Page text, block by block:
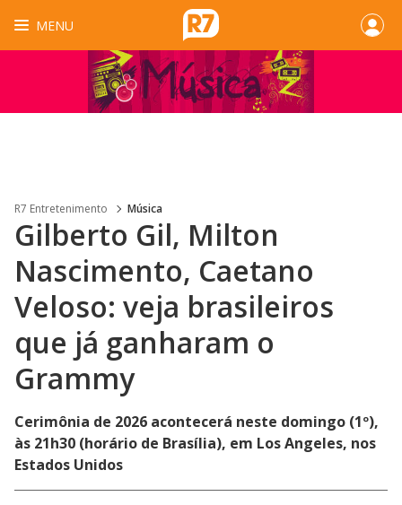
MENU
R7 Entretenimento Música
Gilberto Gil, Milton
Nascimento, Caetano
Veloso: veja brasileiros
que já ganharam o
Grammy
Cerimônia de 2026 acontecerá neste domingo (1º),
às 21h30 (horário de Brasília), em Los Angeles, nos
Estados Unidos